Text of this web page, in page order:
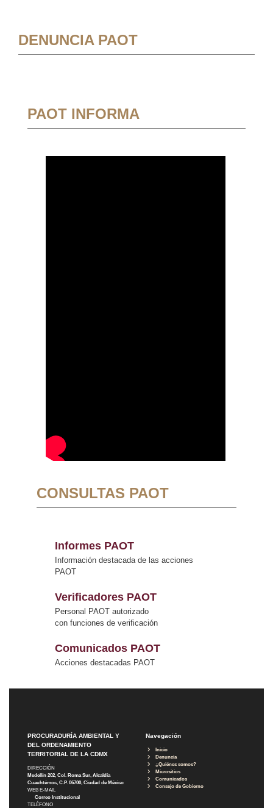
DENUNCIA PAOT
PAOT INFORMA
CONSULTAS PAOT
Informes PAOT
Información destacada de las acciones
PAOT
Verificadores PAOT
Personal PAOT autorizado
con funciones de verificación
Comunicados PAOT
Acciones destacadas PAOT
PROCURADURÍA AMBIENTAL Y
DEL ORDENAMIENTO
TERRITORIAL DE LA CDMX
DIRECCIÓN
Medellín 202, Col. Roma Sur, Alcaldía
Cuauhtémoc, C.P. 06700, Ciudad de México
WEB E-MAIL
Correo Institucional
TELÉFONO
Navegación
Inicio
Denuncia
¿Quiénes somos?
Micrositios
Comunicados
Consejo de Gobierno